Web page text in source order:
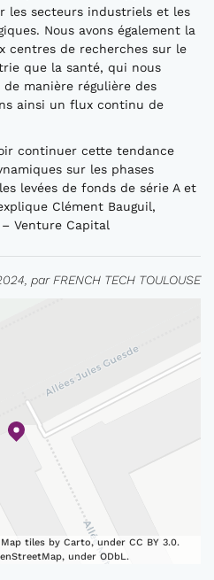
les secteurs industriels et les
Nous avons également la
centres de recherches sur le
que la santé, qui nous
manière régulière des
ainsi un flux continu de
continuer cette tendance
sur les phases
levées de fonds de série A et
Clément Bauguil,
Venture Capital
par FRENCH TECH TOULOUSE
tiles by Carto, under CC BY 3.0.
under ODbL.